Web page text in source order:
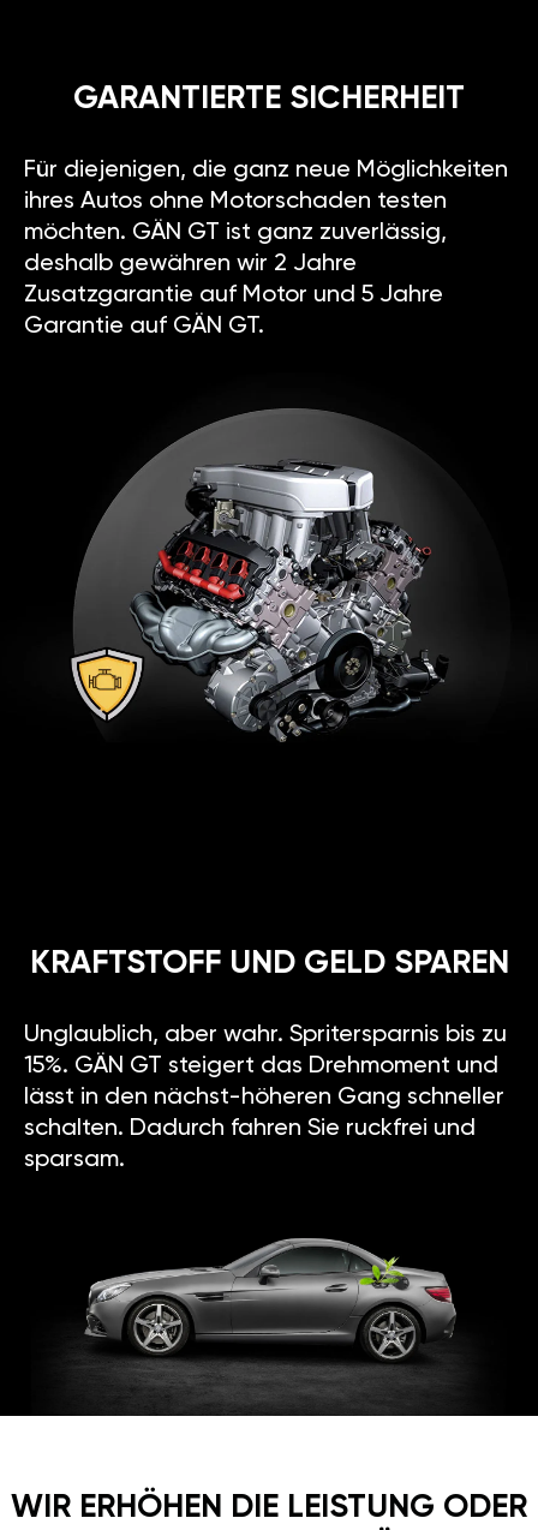
GARANTIERTE SICHERHEIT
Für diejenigen, die ganz neue Möglichkeiten
ihres Autos ohne Motorschaden testen
möchten. GÄN GT ist ganz zuverlässig,
deshalb gewähren wir 2 Jahre
Zusatzgarantie auf Motor und 5 Jahre
Garantie auf GÄN GT.
KRAFTSTOFF UND GELD SPAREN
Unglaublich, aber wahr. Spritersparnis bis zu
15%. GÄN GT steigert das Drehmoment und
lässt in den nächst-höheren Gang schneller
schalten. Dadurch fahren Sie ruckfrei und
sparsam.
WIR ERHÖHEN DIE LEISTUNG ODER